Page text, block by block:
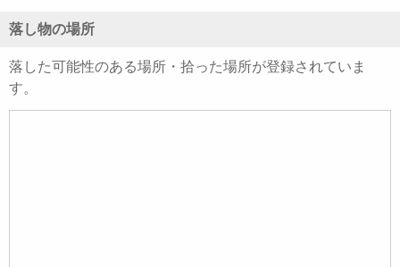
落し物の場所
落した可能性のある場所・拾った場所が登録されていま
す。